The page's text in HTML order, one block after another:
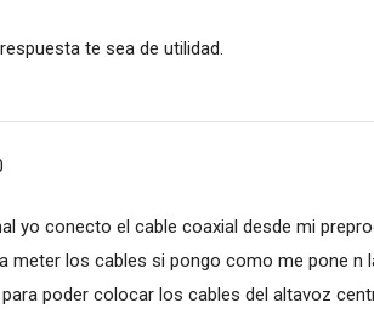
te sea de utilidad.
yo conecto el cable coaxial desde mi
meter los cables si pongo como me pone n
poder colocar los cables del altavoz